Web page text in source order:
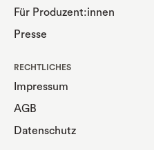
Für Produzent:innen
Presse
RECHTLICHES
Impressum
AGB
Datenschutz